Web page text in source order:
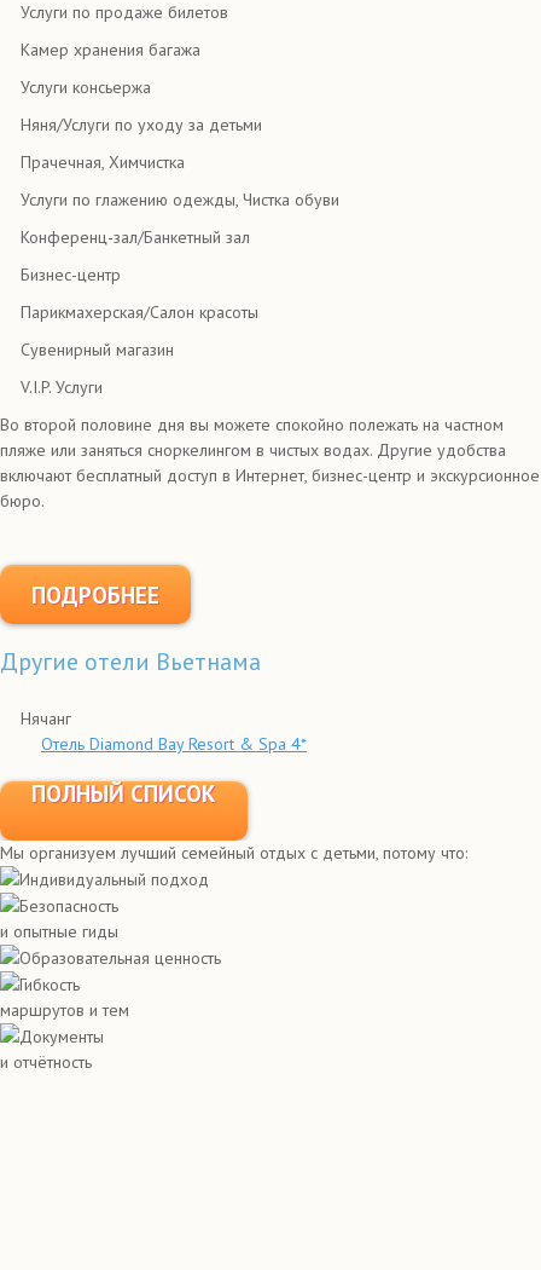
Услуги по продаже билетов
Камер хранения багажа
Услуги консьержа
Няня/Услуги по уходу за детьми
Прачечная, Химчистка
Услуги по глажению одежды, Чистка обуви
Конференц-зал/Банкетный зал
Бизнес-центр
Парикмахерская/Салон красоты
Сувенирный магазин
V.I.P. Услуги
Во второй половине дня вы можете спокойно полежать на частном
пляже или заняться сноркелингом в чистых водах. Другие удобства
включают бесплатный доступ в Интернет, бизнес-центр и экскурсионное
бюро.
ПОДРОБНЕЕ
Другие отели Вьетнама
Нячанг
Отель Diamond Bay Resort & Spa 4*
ПОЛНЫЙ СПИСОК
Мы организуем лучший семейный отдых с детьми, потому что:
Индивидуальный подход
Безопасность
и опытные гиды
Образовательная ценность
Гибкость
маршрутов и тем
Документы
и отчётность